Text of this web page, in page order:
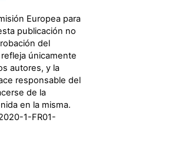
Europea para
publicación no
del
únicamente
autores, y la
responsable del
de la
en la misma.
1-FR01-